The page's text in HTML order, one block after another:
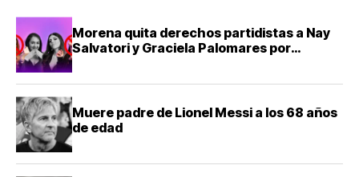
Morena quita derechos partidistas a Nay
Salvatori y Graciela Palomares por
Muere padre de Lionel Messi a los 68 años
de edad